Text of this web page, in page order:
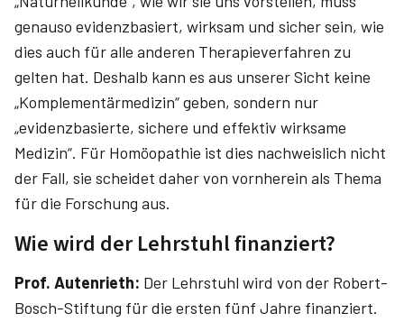
genauso evidenzbasiert, wirksam und sicher sein, wie
dies auch für alle anderen Therapieverfahren zu
gelten hat. Deshalb kann es aus unserer Sicht keine
„Komplementärmedizin“ geben, sondern nur
„evidenzbasierte, sichere und effektiv wirksame
Medizin“. Für Homöopathie ist dies nachweislich nicht
der Fall, sie scheidet daher von vornherein als Thema
für die Forschung aus.
Wie wird der Lehrstuhl finanziert?
Prof. Autenrieth: Der Lehrstuhl wird von der Robert-
Bosch-Stiftung für die ersten fünf Jahre finanziert.